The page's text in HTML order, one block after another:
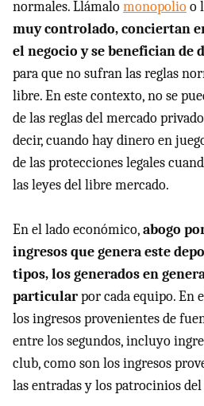
normales. Llámalomonopolioo
muy controlado, conciertan
el negocio y se benefician de
para que no sufran las reglas
libre. En este contexto, no se
de las reglas del mercado
decir, cuando hay dinero en
de las protecciones legales
las leyes del libre mercado.
En el lado económico,abogo
ingresos que genera este
tipos, los generados en
particularpor cada equipo. En
los ingresos provenientes de
entre los segundos, incluyo
club, como son los ingresos
las entradas y los patrocinios